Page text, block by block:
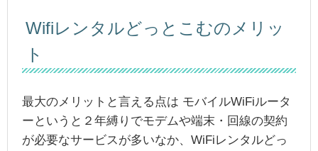
Wifiレンタルどっとこむのメリッ
ト
最大のメリットと言える点は モバイルWiFiルータ
ーというと２年縛りでモデムや端末・回線の契約
が必要なサービスが多いなか、WiFiレンタルどっ